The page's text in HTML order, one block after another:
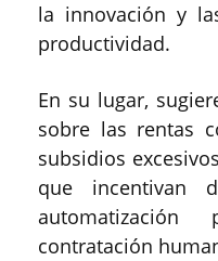
la innovación y
productividad.
En su lugar,
sobre las rentas
subsidios
que incentivan
contratación